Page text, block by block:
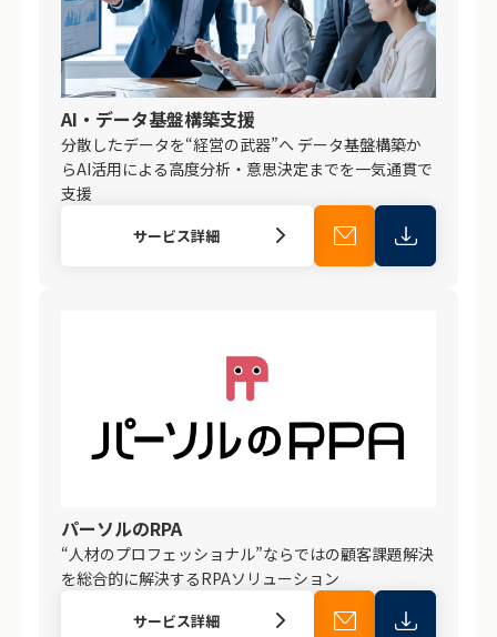
AI・データ基盤構築支援
分散したデータを“経営の武器”へ データ基盤構築か
らAI活用による高度分析・意思決定までを一気通貫で
支援
サービス詳細
パーソルのRPA
“人材のプロフェッショナル”ならではの顧客課題解決
を総合的に解決するRPAソリューション
サービス詳細